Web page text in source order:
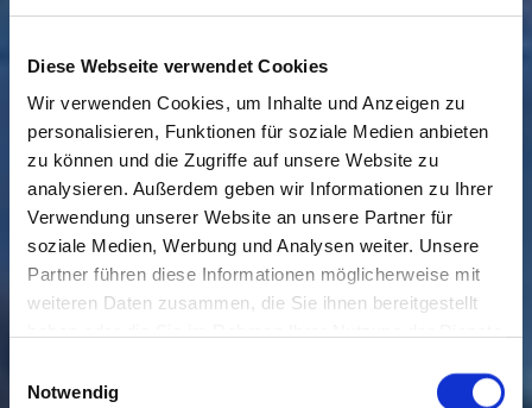
Diese Webseite verwendet Cookies
Wir verwenden Cookies, um Inhalte und Anzeigen zu
personalisieren, Funktionen für soziale Medien anbieten
zu können und die Zugriffe auf unsere Website zu
analysieren. Außerdem geben wir Informationen zu Ihrer
Verwendung unserer Website an unsere Partner für
soziale Medien, Werbung und Analysen weiter. Unsere
Partner führen diese Informationen möglicherweise mit
weiteren Daten zusammen, die Sie ihnen bereitgestellt
Cookies, wenn Sie unsere Webseite weiterhin nutzen.
Notwendig